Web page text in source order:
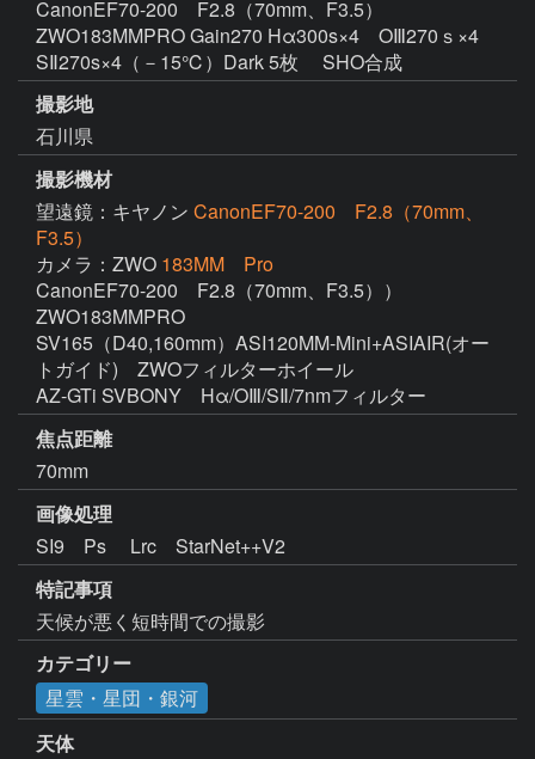
CanonEF70-200 F2.8（70mm、F3.5）
ZWO183MMPRO Gain270 Hα300s×4 OⅢ270ｓ×4
SⅡ270s×4（－15℃）Dark 5枚 SHO合成
撮影地
石川県
撮影機材
望遠鏡：キヤノン CanonEF70-200 F2.8（70mm、
F3.5）
カメラ：ZWO 183MM Pro
CanonEF70-200　F2.8（70mm、F3.5））
ZWO183MMPRO
SV165（D40,160mm）ASI120MM-Mini+ASIAIR(オー
トガイド)　ZWOフィルターホイール
AZ-GTi SVBONY　Hα/OⅢ/SⅡ/7nmフィルター
焦点距離
70mm
画像処理
特記事項
天候が悪く短時間での撮影
カテゴリー
星雲・星団・銀河
天体